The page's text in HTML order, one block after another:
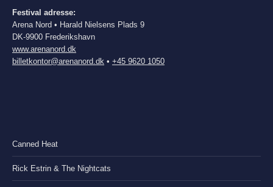
Festival adresse:
Arena Nord • Harald Nielsens Plads 9
DK-9900 Frederikshavn
www.arenanord.dk
billetkontor@arenanord.dk • +45 9620 1050
Canned Heat
Rick Estrin & The Nightcats